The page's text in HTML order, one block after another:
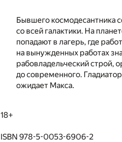
Бывшего космодесантника
со всей галактики. На
попадают в лагерь, где
на вынужденных работах
рабовладельческий строй,
до современного.
ожидает Макса.
18+
ISBN 978-5-0053-6906-2